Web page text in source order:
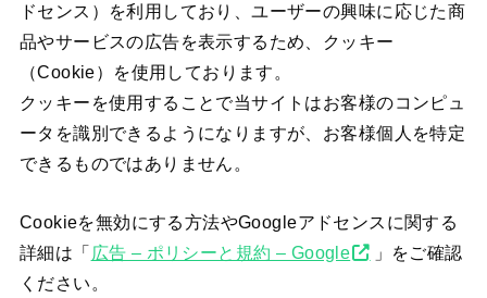
ドセンス）を利用しており、ユーザーの興味に応じた商
品やサービスの広告を表示するため、クッキー
（Cookie）を使用しております。
クッキーを使用することで当サイトはお客様のコンピュ
ータを識別できるようになりますが、お客様個人を特定
できるものではありません。
Cookieを無効にする方法やGoogleアドセンスに関する
詳細は「 広告 – ポリシーと規約 – Google
」をご確認
ください。